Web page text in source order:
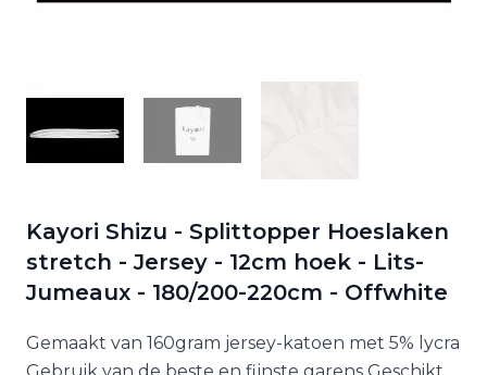
Kayori Shizu - Splittopper Hoeslaken
stretch - Jersey - 12cm hoek - Lits-
Jumeaux - 180/200-220cm - Offwhite
Gemaakt van 160gram jersey-katoen met 5% lycra